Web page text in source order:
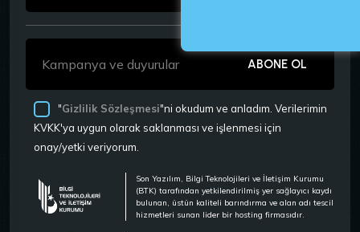
ABONE OL
"Gizlilik Sözleşmesi"ni okudum ve anladım. Verilerimin
KVKK'ya uygun olarak saklanması ve işlenmesi için
onay/yetki veriyorum.
Son Yazılım, Bilgi Teknolojileri ve İletişim Kurumu
(BTK) tarafından yetkilendirilmiş yer sağlayıcı kaydı
bulunan, üstün kaliteli barındırma ve alan adı tescil
hizmetleri sunan lider bir hosting firmasıdır.